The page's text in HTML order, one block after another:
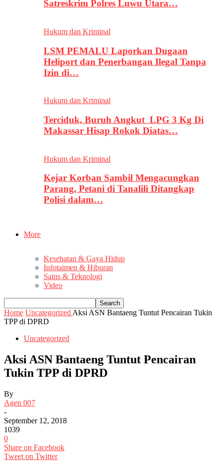
Satreskrim Polres Luwu Utara…
Hukum dan Kriminal
LSM PEMALU Laporkan Dugaan
Heliport dan Penerbangan Ilegal Tanpa
Izin di…
Hukum dan Kriminal
Terciduk, Buruh Angkut LPG 3 Kg Di
Makassar Hisap Rokok Diatas…
Hukum dan Kriminal
Kejar Korban Sambil Mengacungkan
Parang, Petani di Tanalili Ditangkap
Polisi dalam…
More
Kesehatan & Gaya Hidup
Infotaimen & Hiburan
Sains & Teknologi
Video
Home Uncategorized Aksi ASN Bantaeng Tuntut Pencairan Tukin
TPP di DPRD
Uncategorized
Aksi ASN Bantaeng Tuntut Pencairan
Tukin TPP di DPRD
By
Agen 007
-
September 12, 2018
1039
0
Share on Facebook
Tweet on Twitter